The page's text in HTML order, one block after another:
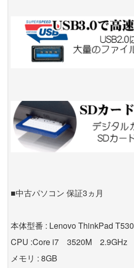
■中古パソコン 保証3ヵ月
本体型番 : Lenovo ThinkPad T530
CPU :Core i7 3520M 2.9GHz
メモリ : 8GB